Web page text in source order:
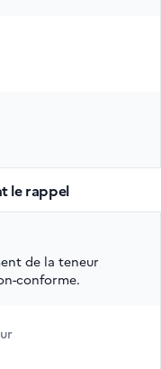
le rappel
de la teneur
conforme.